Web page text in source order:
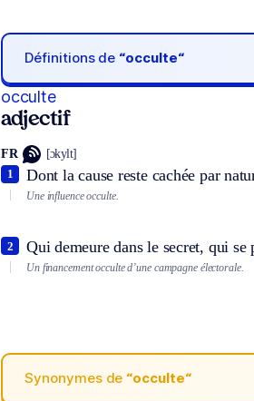
Définitions de “occulte“
occulte
adjectif
FR [ɔkylt]
Dont la cause reste cachée par
1
Une influence occulte.
Qui demeure dans le secret, qui
2
Un financement occulte d’une campagne électorale.
Synonymes de “occulte“